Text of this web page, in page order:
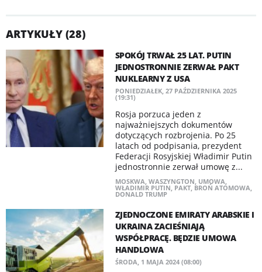
ARTYKUŁY (28)
SPOKÓJ TRWAŁ 25 LAT. PUTIN
JEDNOSTRONNIE ZERWAŁ PAKT
NUKLEARNY Z USA
PONIEDZIAŁEK, 27 PAŹDZIERNIKA 2025
(19:31)
Rosja porzuca jeden z
najważniejszych dokumentów
dotyczących rozbrojenia. Po 25
latach od podpisania, prezydent
Federacji Rosyjskiej Władimir Putin
jednostronnie zerwał umowę z...
MOSKWA, WASZYNGTON, UMOWA,
WŁADIMIR PUTIN, PAKT, BROŃ ATOMOWA,
DONALD TRUMP
ZJEDNOCZONE EMIRATY ARABSKIE I
UKRAINA ZACIEŚNIAJĄ
WSPÓŁPRACĘ. BĘDZIE UMOWA
HANDLOWA
ŚRODA, 1 MAJA 2024 (08:00)